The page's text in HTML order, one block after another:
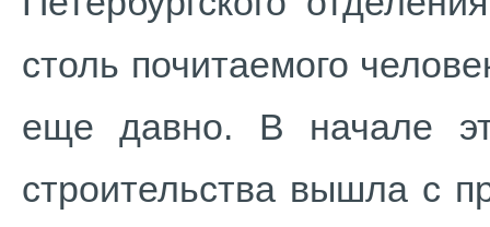
столь почитаемого
еще давно. В начале
строительства вышла с